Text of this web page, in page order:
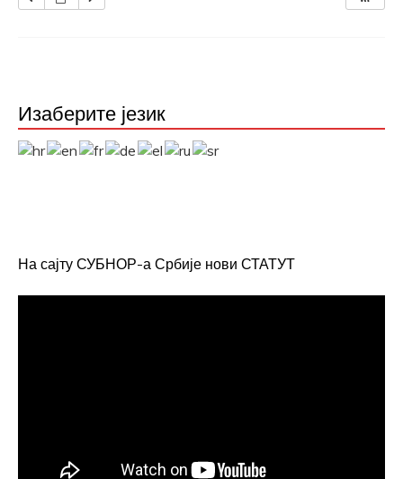
Изаберите језик
На сајту СУБНОР-а Србије нови СТАТУТ